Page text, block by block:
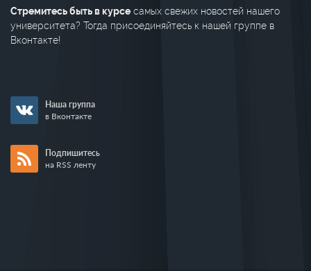
Стремитесь быть в курсе самых свежих новостей нашего
университета? Тогда присоединяйтесь к нашей группе в
Вконтакте!
Наша группа
в Вконтакте
Подпишитесь
на RSS ленту